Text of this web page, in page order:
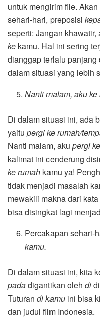
untuk mengirim file.
sehari-hari, preposisi
seperti: Jangan
ke kamu. Hal ini sering
dianggap terlalu
dalam situasi yang lebih
Nanti malam, aku ke
Di dalam situasi ini, ada
yaitu pergi ke rumah/
Nanti malam, aku pergi
kalimat ini cenderung
ke rumah kamu ya!
tidak menjadi masalah
mewakili makna dari kata
bisa disingkat lagi
Percakapan sehari-
kamu.
Di dalam situasi ini, kita
padadigantikan oleh di
Tuturan di kamu ini bisa
dan judul film Indonesia.